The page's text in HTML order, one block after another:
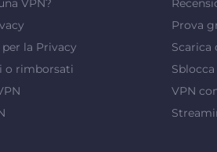
la Privacy
o rimborsati
Prova
Scarica
VPN